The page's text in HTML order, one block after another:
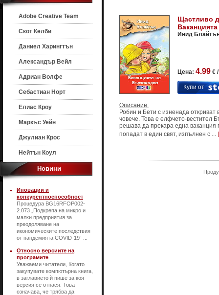
Adobe Creative Team
Скот Келби
Даниел Харингтън
Александър Вейл
Адриан Волфе
Себастиан Норт
Елиас Кроу
Маркъс Уейн
Джулиан Крос
Нейтън Коул
Новини
Иновации и
конкурентноспособност
Процедура BG16RFOP002-
2.073 „Подкрепа на микро и
малки предприятия за
преодоляване на
икономическите последствия
от пандемията COVID-19“ ...
Относно версиите на
програмите
Уважаеми читатели, Когато
закупувате компютърна книга,
в заглавието й пише за коя
версия се отнася. Това
означава, че трябва да
Щастливо
Инид
Цена: 4.99 €
Купи от
Описание:
Робин и Бети с изненада откриват
човече. Това е елфчето-вестител
решава да прекара една ваканция
попадат в един свят, изпълнен с ...